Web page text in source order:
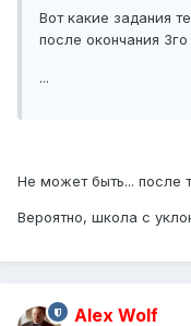
Вот какие задания
после окончания
...
Не может быть... после
Вероятно, школа с
Alex Wolf